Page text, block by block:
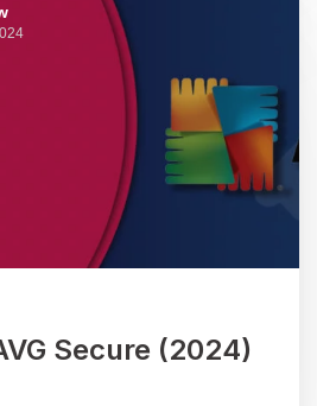
Secure (2024)